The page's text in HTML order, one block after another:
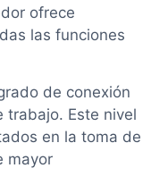
ofrece
las funciones
de conexión
trabajo. Este nivel
en la toma de
mayor